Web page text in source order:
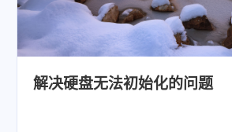
解决硬盘无法初始化的问题